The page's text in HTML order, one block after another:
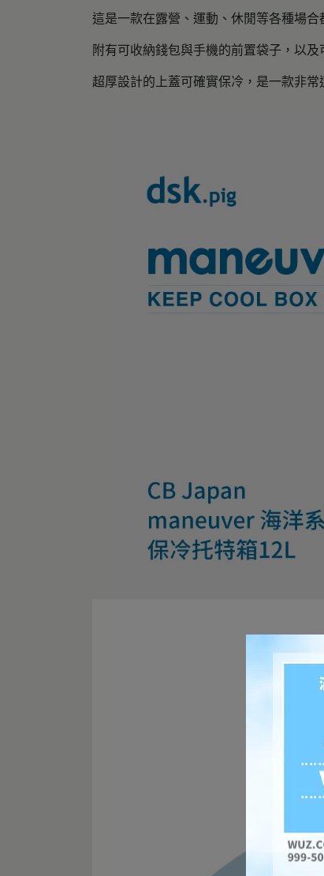
這是一款在露營、運動、休閒等各種場合
附有可收納錢包與手機的前置袋子，以
超厚設計的上蓋可確實保冷，是一款非常